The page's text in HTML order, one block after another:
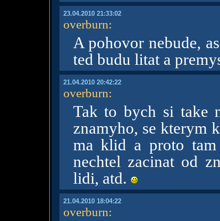
23.04.2010 21:33:02
overburn:
A pohovor nebude,
ted budu litat a
21.04.2010 20:42:22
overburn:
Tak to bych si take
znamyho, se kterym
ma klid a proto
nechtel zacinat od
lidi, atd.
21.04.2010 18:04:22
overburn: